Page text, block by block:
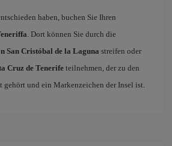
haben, buchen Sie Ihren
. Dort können Sie durch die
San Cristóbal de la Laguna streifen oder
Cruz de Tenerifeteilnehmen, der zu den
gehört und ein Markenzeichen der Insel ist.